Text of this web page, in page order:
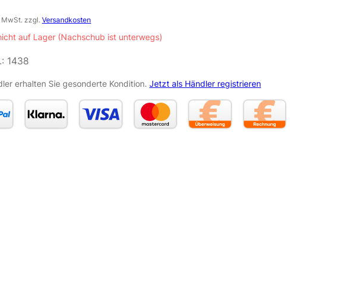
MwSt. zzgl.Versandkosten
auf Lager (Nachschub ist unterwegs)
1438
erhalten Sie gesonderte Kondition. Jetzt als Händler registrieren